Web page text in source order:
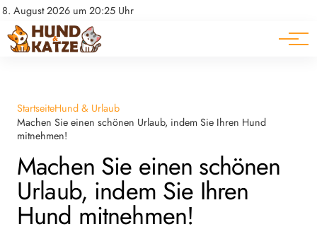
8. August 2026 um 20:25 Uhr
Datenschutz
Impressum
Pferde
Ratgeber
StartseiteHund & Urlaub
Machen Sie einen schönen Urlaub, indem Sie Ihren Hund
mitnehmen!
Machen Sie einen schönen
Urlaub, indem Sie Ihren
Hund mitnehmen!